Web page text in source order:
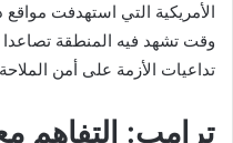
الأمريكية التي استهدفت
وقت تشهد فيه المنطقة
تداعيات الأزمة على أمن
ترامب: التفاهم